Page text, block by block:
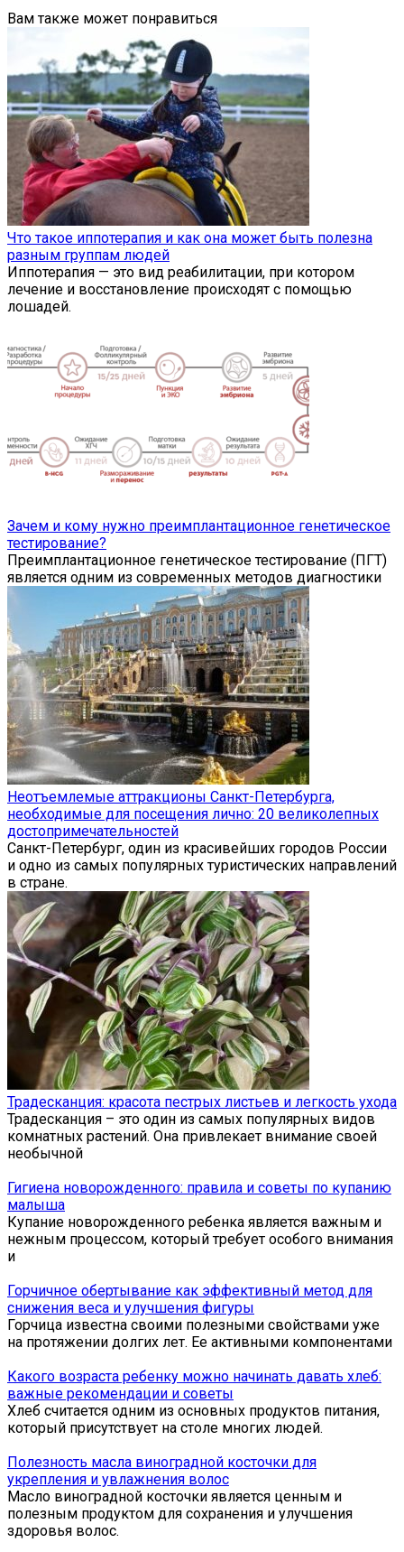
Вам также может понравиться
Что такое иппотерапия и как она может быть полезна
разным группам людей
Иппотерапия — это вид реабилитации, при котором
лечение и восстановление происходят с помощью
лошадей.
Зачем и кому нужно преимплантационное генетическое
тестирование?
Преимплантационное генетическое тестирование (ПГТ)
является одним из современных методов диагностики
Неотъемлемые аттракционы Санкт-Петербурга,
необходимые для посещения лично: 20 великолепных
достопримечательностей
Санкт-Петербург, один из красивейших городов России
и одно из самых популярных туристических направлений
в стране.
Традесканция: красота пестрых листьев и легкость ухода
Традесканция – это один из самых популярных видов
комнатных растений. Она привлекает внимание своей
необычной
Гигиена новорожденного: правила и советы по купанию
малыша
Купание новорожденного ребенка является важным и
нежным процессом, который требует особого внимания
и
Горчичное обертывание как эффективный метод для
снижения веса и улучшения фигуры
Горчица известна своими полезными свойствами уже
на протяжении долгих лет. Ее активными компонентами
Какого возраста ребенку можно начинать давать хлеб:
важные рекомендации и советы
Хлеб считается одним из основных продуктов питания,
который присутствует на столе многих людей.
Полезность масла виноградной косточки для
укрепления и увлажнения волос
Масло виноградной косточки является ценным и
полезным продуктом для сохранения и улучшения
здоровья волос.